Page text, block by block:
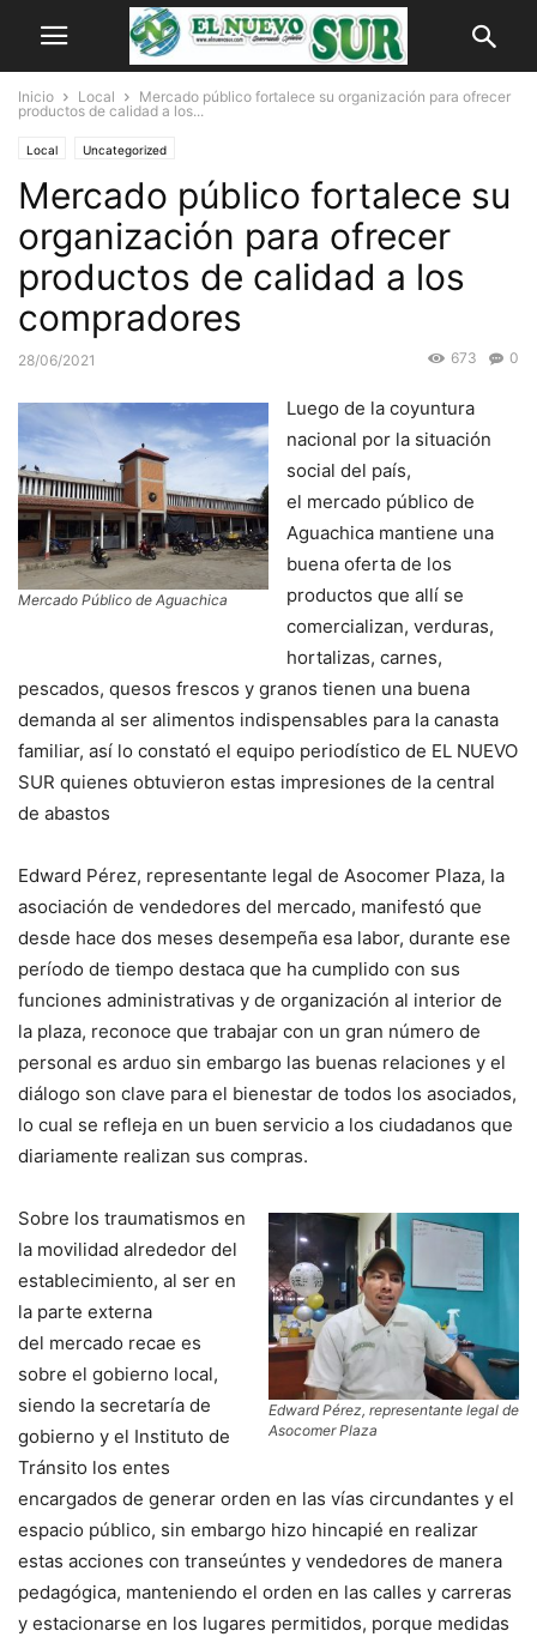
Inicio Local
Mercado público fortalece su organización para ofrecer
productos de calidad a los...
Local Uncategorized
Mercado público fortalece su
organización para ofrecer
productos de calidad a los
compradores
28/06/2021 0
673
Mercado Público de Aguachica
Luego de la coyuntura
nacional por la situación
social del país,
el mercado público de
Aguachica mantiene una
buena oferta de los
productos que allí se
comercializan, verduras,
hortalizas, carnes,
pescados, quesos frescos y granos tienen una buena
demanda al ser alimentos indispensables para la canasta
familiar, así lo constató el equipo periodístico de EL NUEVO
SUR quienes obtuvieron estas impresiones de la central
de abastos
Edward Pérez, representante legal de Asocomer Plaza, la
asociación de vendedores del mercado, manifestó que
desde hace dos meses desempeña esa labor, durante ese
período de tiempo destaca que ha cumplido con sus
funciones administrativas y de organización al interior de
la plaza, reconoce que trabajar con un gran número de
personal es arduo sin embargo las buenas relaciones y el
diálogo son clave para el bienestar de todos los asociados,
lo cual se refleja en un buen servicio a los ciudadanos que
diariamente realizan sus compras.
Edward Pérez, representante legal de
Asocomer Plaza
Sobre los traumatismos en
la movilidad alrededor del
establecimiento, al ser en
la parte externa
del mercado recae es
sobre el gobierno local,
siendo la secretaría de
gobierno y el Instituto de
Tránsito los entes
encargados de generar orden en las vías circundantes y el
espacio público, sin embargo hizo hincapié en realizar
estas acciones con transeúntes y vendedores de manera
pedagógica, manteniendo el orden en las calles y carreras
y estacionarse en los lugares permitidos, porque medidas